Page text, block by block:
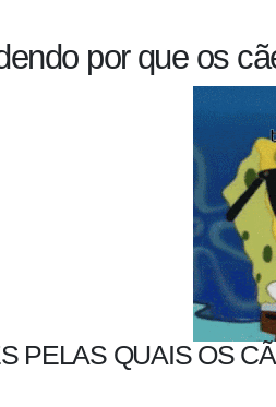
por que os
PELAS QUAIS OS